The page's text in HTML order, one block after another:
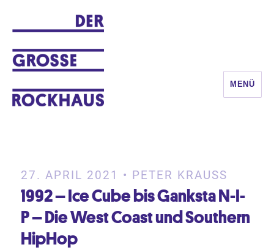
MENÜ
27. APRIL 2021 • PETER KRAUSS
1992 – Ice Cube bis Ganksta N-I-
P – Die West Coast und Southern
HipHop